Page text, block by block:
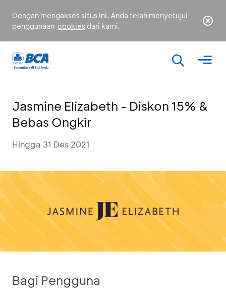
Dengan mengakses situs ini, Anda telah menyetujui
penggunaan cookies dari kami.
Jasmine Elizabeth - Diskon 15% &
Bebas Ongkir
Hingga 31 Des 2021
Bagi Pengguna